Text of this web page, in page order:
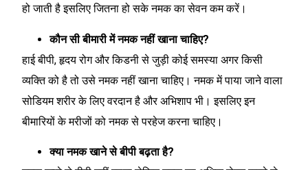
हो जाती है इसलिए जितना हो सके नमक का सेवन कम करें।
कौन सी बीमारी में नमक नहीं खाना चाहिए?
हाई बीपी, हृदय रोग और किडनी से जुड़ी कोई समस्या अगर किसी
व्यक्ति को है तो उसे नमक नहीं खाना चाहिए। नमक में पाया जाने वाला
सोडियम शरीर के लिए वरदान है और अभिशाप भी। इसलिए इन
बीमारियों के मरीजों को नमक से परहेज करना चाहिए।
क्या नमक खाने से बीपी बढ़ता है?